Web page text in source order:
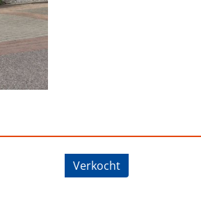
Verkocht